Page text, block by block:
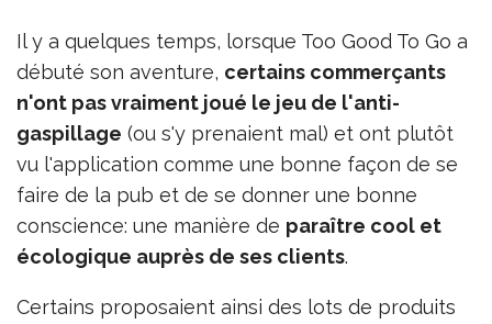
Il y a quelques temps, lorsque Too Good To Go a
débuté son aventure, certains commerçants
n'ont pas vraiment joué le jeu de l'anti-
gaspillage (ou s'y prenaient mal) et ont plutôt
vu l'application comme une bonne façon de se
faire de la pub et de se donner une bonne
conscience: une manière de paraître cool et
écologique auprès de ses clients.
Certains proposaient ainsi des lots de produits